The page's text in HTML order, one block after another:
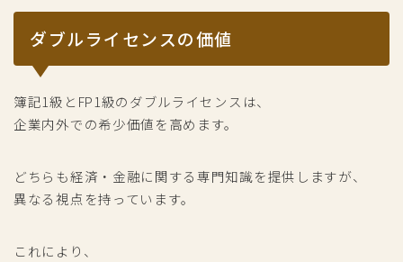
ダブルライセンスの価値
簿記1級とFP1級のダブルライセンスは、
企業内外での希少価値を高めます。
どちらも経済・金融に関する専門知識を提供しますが、
異なる視点を持っています。
これにより、